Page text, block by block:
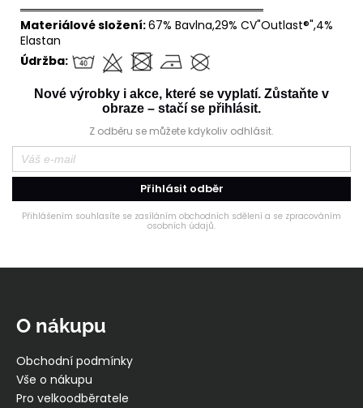
══════════════════════════════
Materiálové složení:67% Bavlna,29% CV"Outlast®",4%
Elastan
Údržba:
Nové výrobky i akce, které se vyplatí. Zůstaňte v
obraze – stačí se přihlásit.
Z odběru se můžete kdykoliv odhlásit.
Přihlásit odběr
Přihlášením souhlasíte se zasíláním obchodních sdělení a se zpracováním
osobních údajů.
O nákupu
Obchodní podmínky
Vše o nákupu
Pro velkoodběratele